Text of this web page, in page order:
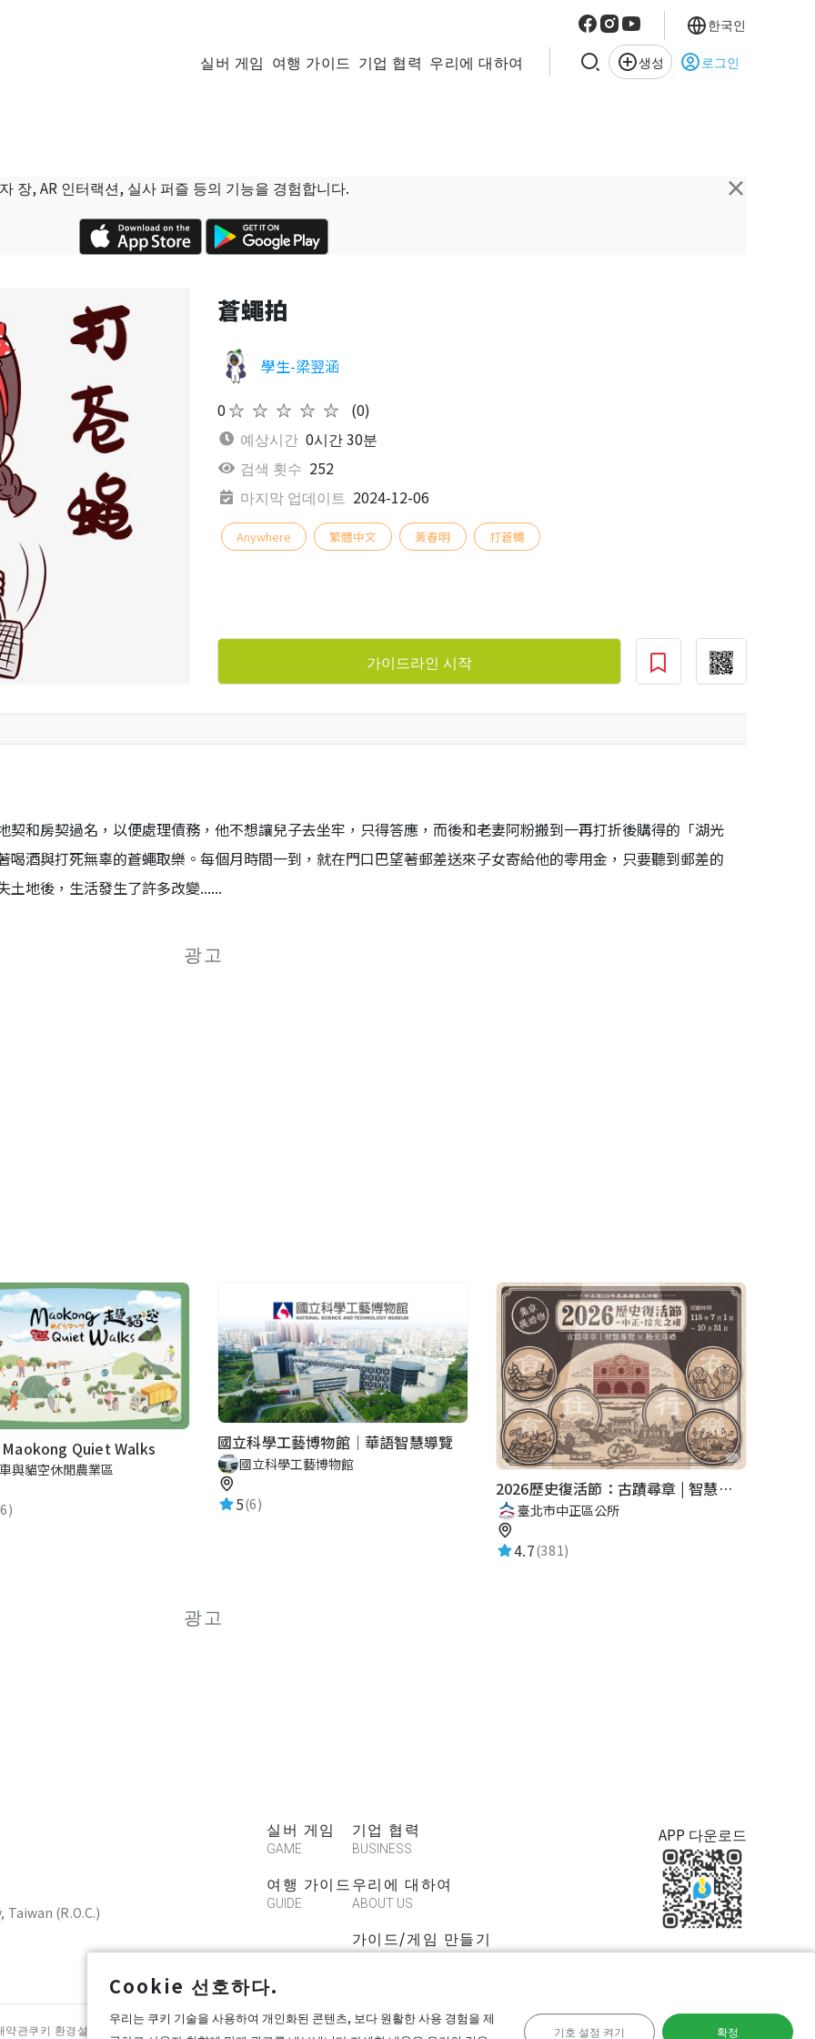
실버 게임 여행 가이드 기업 협력 우리에 대하여 생성 로그인
한국인
×
장, AR 인터랙션, 실사 퍼즐 등의 기능을 경험합니다.
蒼蠅拍
學生-梁翌涵
0★★★★★
(0)
예상시간 0시간 30분
검색 횟수 252
마지막 업데이트 2024-12-06
Anywhere 繁體中文 黃春明 打蒼蠅
가이드라인 시작
和房契過名，以便處理債務，他不想讓兒子去坐牢，只得答應，而後和老妻阿粉搬到一再打折後購得的「湖光
酒與打死無辜的蒼蠅取樂。每個月時間一到，就在門口巴望著郵差送來子女寄給他的零用金，只要聽到郵差的
地後，生活發生了許多改變......
광고
Quiet Walks
與貓空休閒農業區
國立科學工藝博物館｜華語智慧導覽
國立科學工藝博物館
5(6)
2026歷史復活節：古蹟尋章 | 智慧導覽 × 拾光尋禮
臺北市中正區公所
4.7(381)
광고
Taiwan (R.O.C.)
실버 게임
GAME
여행 가이드
GUIDE
기업 협력
BUSINESS
우리에 대하여
ABOUT US
가이드/게임 만들기
APP 다운로드
약관쿠키 환경설정
Cookie 선호하다.
우리는 쿠키 기술을 사용하여 개인화된 콘텐츠, 보다 원활한 사용 경험을 제
기호 설정 켜기 확정